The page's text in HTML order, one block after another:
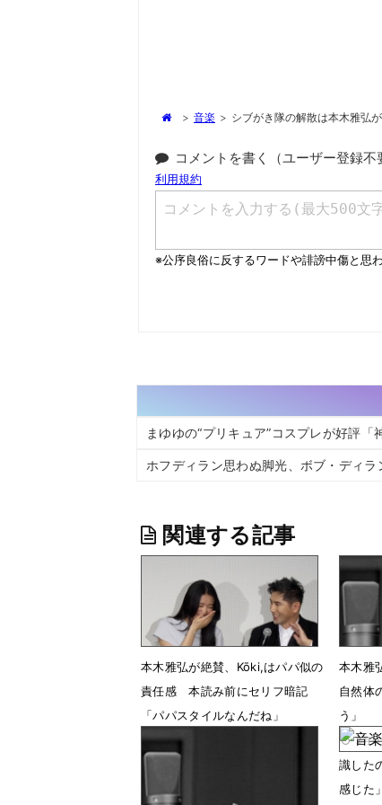
> 音楽 > シブがき隊の解散は本木雅弘
コメントを書く（ユーザー登録不
まゆゆの“プリキュア”コスプレが好評「
ホフディラン思わぬ脚光、ボブ・ディ
関連する記事
本木雅弘が絶賛、Kōki,はパパ似の
責任感 本読み前にセリフ暗記
「パパスタイルなんだね」
1月26日 08時33分
本木雅
自然体
う」
2月
識した
感じた」